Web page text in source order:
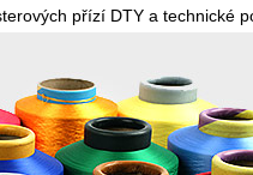
přízí DTY a technické